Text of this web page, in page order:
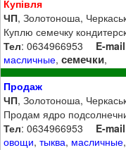
Купівля
ЧП, Золотоноша,
Куплю семечку
Тел: 0634966953 E-mail
масличные,семечки,
Продаж
ЧП, Золотоноша,
Продам ядро
Тел: 0634966953 E-mail
овощи,тыква, масличные,